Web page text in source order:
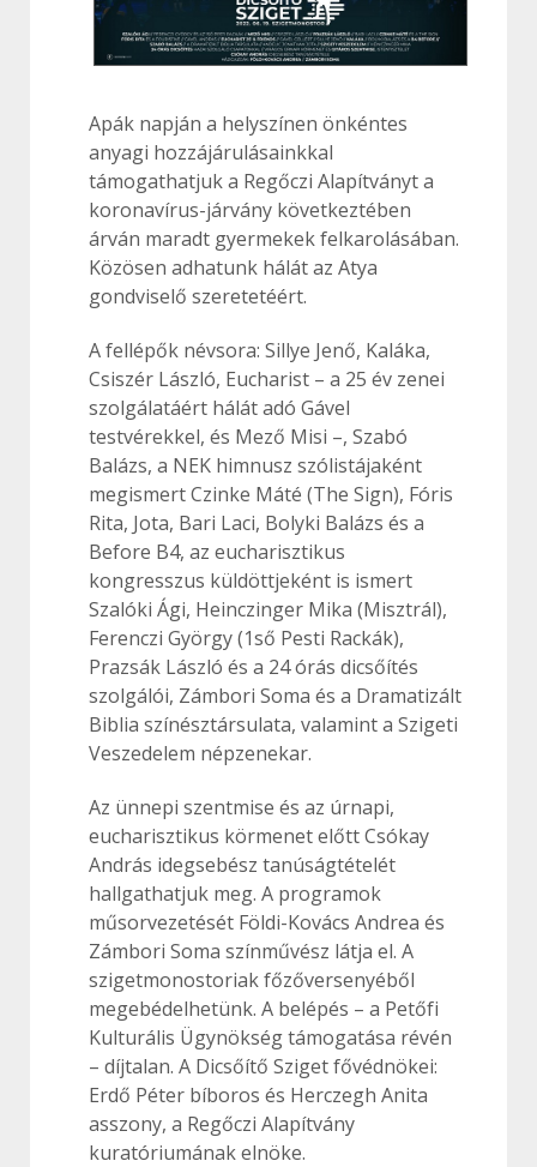
Apák napján a helyszínen önkéntes
anyagi hozzájárulásainkkal
támogathatjuk a Regőczi Alapítványt a
koronavírus-járvány következtében
árván maradt gyermekek felkarolásában.
Közösen adhatunk hálát az Atya
gondviselő szeretetéért.
A fellépők névsora: Sillye Jenő, Kaláka,
Csiszér László, Eucharist – a 25 év zenei
szolgálatáért hálát adó Gável
testvérekkel, és Mező Misi –, Szabó
Balázs, a NEK himnusz szólistájaként
megismert Czinke Máté (The Sign), Fóris
Rita, Jota, Bari Laci, Bolyki Balázs és a
Before B4, az eucharisztikus
kongresszus küldöttjeként is ismert
Szalóki Ági, Heinczinger Mika (Misztrál),
Ferenczi György (1ső Pesti Rackák),
Prazsák László és a 24 órás dicsőítés
szolgálói, Zámbori Soma és a Dramatizált
Biblia színésztársulata, valamint a Szigeti
Veszedelem népzenekar.
Az ünnepi szentmise és az úrnapi,
eucharisztikus körmenet előtt Csókay
András idegsebész tanúságtételét
hallgathatjuk meg. A programok
műsorvezetését Földi-Kovács Andrea és
Zámbori Soma színművész látja el. A
szigetmonostoriak főzőversenyéből
megebédelhetünk. A belépés – a Petőfi
Kulturális Ügynökség támogatása révén
– díjtalan. A Dicsőítő Sziget fővédnökei:
Erdő Péter bíboros és Herczegh Anita
asszony, a Regőczi Alapítvány
kuratóriumának elnöke.